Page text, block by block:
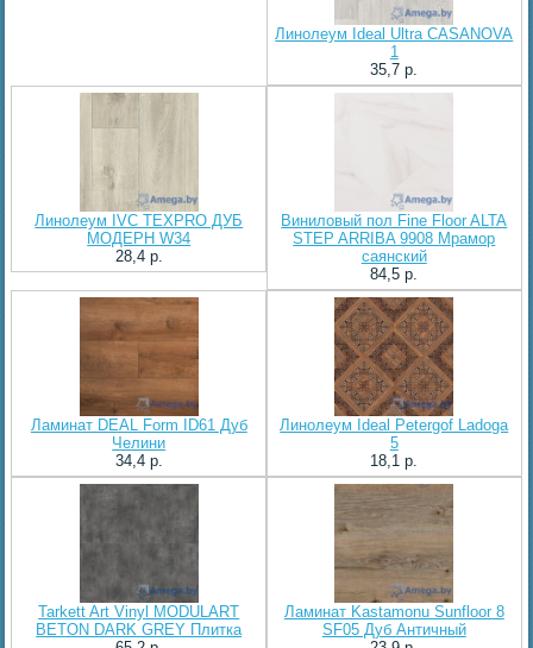
Линолеум Ideal Ultra CASANOVA
1
35,7 p.
Линолеум IVC TEXPRO ДУБ
МОДЕРН W34
28,4 p.
Виниловый пол Fine Floor ALTA
STEP ARRIBA 9908 Мрамор
саянский
84,5 p.
Ламинат DEAL Form ID61 Дуб
Челини
34,4 p.
Линолеум Ideal Petergof Ladoga
5
18,1 p.
Tarkett Art Vinyl MODULART
BETON DARK GREY Плитка
Ламинат Kastamonu Sunfloor 8
SF05 Дуб Античный